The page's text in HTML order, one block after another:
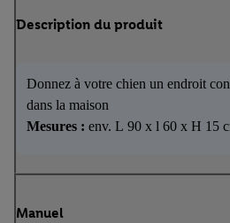
Description du produit
Donnez à votre chien un endroit
dans la maison
Mesures : env. L 90 x l 60 x H 15
Manuel